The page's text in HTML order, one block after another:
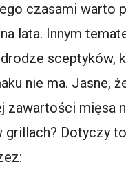
czasami warto
lata. Innym
sceptyków,
nie ma. Jasne,
zawartości mięsa
grillach? Dotyczy